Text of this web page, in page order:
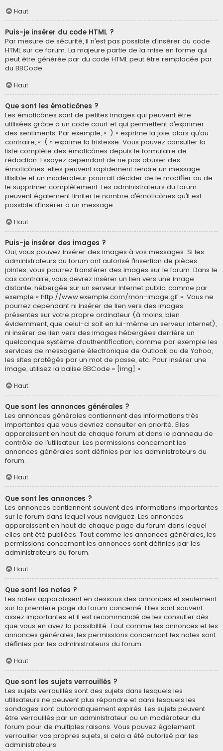
Haut
Puis-je insérer du code HTML ?
Par mesure de sécurité, il n’est pas possible d’insérer du code
HTML sur ce forum. La majeure partie de la mise en forme qui
peut être générée par du code HTML peut être remplacée par
du BBCode.
Haut
Que sont les émoticônes ?
Les émoticônes sont de petites images qui peuvent être
utilisées grâce à un code court et qui permettent d’exprimer
des sentiments. Par exemple, « :) » exprime la joie, alors qu’au
contraire, « :( » exprime la tristesse. Vous pouvez consulter la
liste complète des émoticônes depuis le formulaire de
rédaction. Essayez cependant de ne pas abuser des
émoticônes, elles peuvent rapidement rendre un message
illisible et un modérateur pourrait décider de le modifier ou de
le supprimer complètement. Les administrateurs du forum
peuvent également limiter le nombre d’émoticônes qu’il est
possible d’insérer à un message.
Haut
Puis-je insérer des images ?
Oui, vous pouvez insérer des images à vos messages. Si les
administrateurs du forum ont autorisé l’insertion de pièces
jointes, vous pourrez transférer des images sur le forum. Dans le
cas contraire, vous devrez insérer un lien vers une image
distante, hébergée sur un serveur internet public, comme par
exemple « http://www.exemple.com/mon-image.gif ». Vous ne
pourrez cependant ni insérer de lien vers des images
présentes sur votre propre ordinateur (à moins, bien
évidemment, que celui-ci soit en lui-même un serveur internet),
ni insérer de lien vers des images hébergées derrière un
quelconque système d’authentification, comme par exemple les
services de messagerie électronique de Outlook ou de Yahoo,
les sites protégés par un mot de passe, etc. Pour insérer une
image, utilisez la balise BBCode « [img] ».
Haut
Que sont les annonces générales ?
Les annonces générales contiennent des informations très
importantes que vous devriez consulter en priorité. Elles
apparaissent en haut de chaque forum et dans le panneau de
contrôle de l’utilisateur. Les permissions concernant les
annonces générales sont définies par les administrateurs du
forum.
Haut
Que sont les annonces ?
Les annonces contiennent souvent des informations importantes
sur le forum dans lequel vous naviguez. Les annonces
apparaissent en haut de chaque page du forum dans lequel
elles ont été publiées. Tout comme les annonces générales, les
permissions concernant les annonces sont définies par les
administrateurs du forum.
Haut
Que sont les notes ?
Les notes apparaissent en dessous des annonces et seulement
sur la première page du forum concerné. Elles sont souvent
assez importantes et il est recommandé de les consulter dès
que vous en avez la possibilité. Tout comme les annonces et les
annonces générales, les permissions concernant les notes sont
définies par les administrateurs du forum.
Haut
Que sont les sujets verrouillés ?
Les sujets verrouillés sont des sujets dans lesquels les
utilisateurs ne peuvent plus répondre et dans lesquels les
sondages sont automatiquement expirés. Les sujets peuvent
être verrouillés par un administrateur ou un modérateur du
forum pour de multiples raisons. Vous pouvez également
verrouiller vos propres sujets, si cela a été autorisé par les
administrateurs.